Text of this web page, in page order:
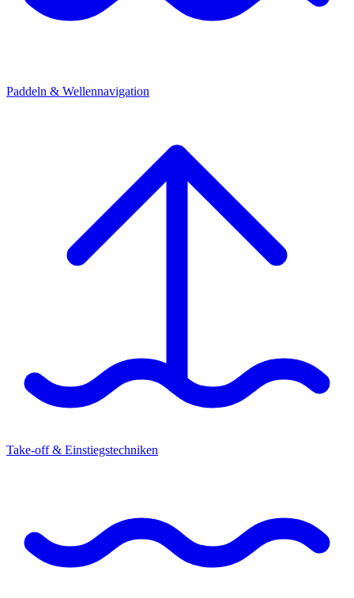
Paddeln & Wellennavigation
Take-off & Einstiegstechniken